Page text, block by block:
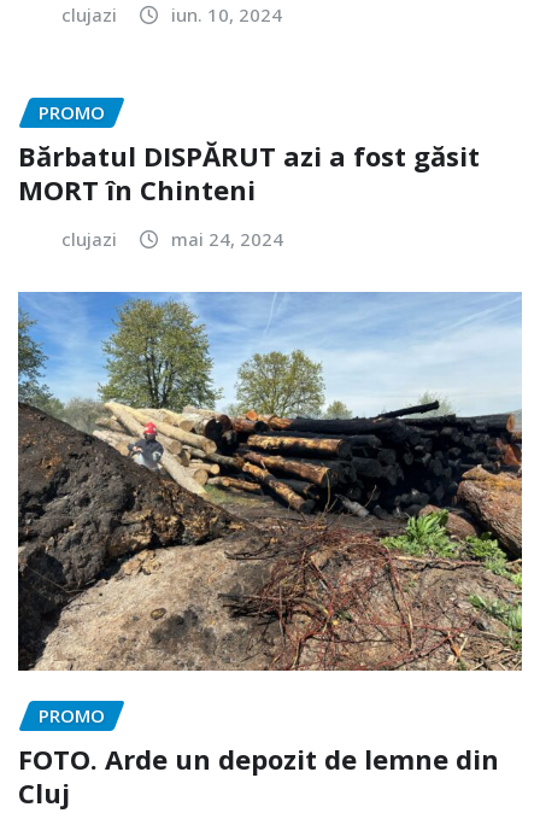
clujazi iun. 10, 2024
PROMO
Bărbatul DISPĂRUT azi a fost găsit
MORT în Chinteni
clujazi mai 24, 2024
PROMO
FOTO. Arde un depozit de lemne din
Cluj